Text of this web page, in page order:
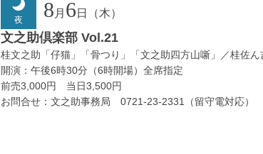
夜 8 月 6 日（木）
文之助倶楽部 Vol.21
桂文之助「仔猫」「骨つり」「文之助四方山噺」／桂佐
開演：午後6時30分（6時開場）全席指定
前売3,000円 当日3,500円
お問合せ：文之助事務局 0721-23-2331（留守電対応）